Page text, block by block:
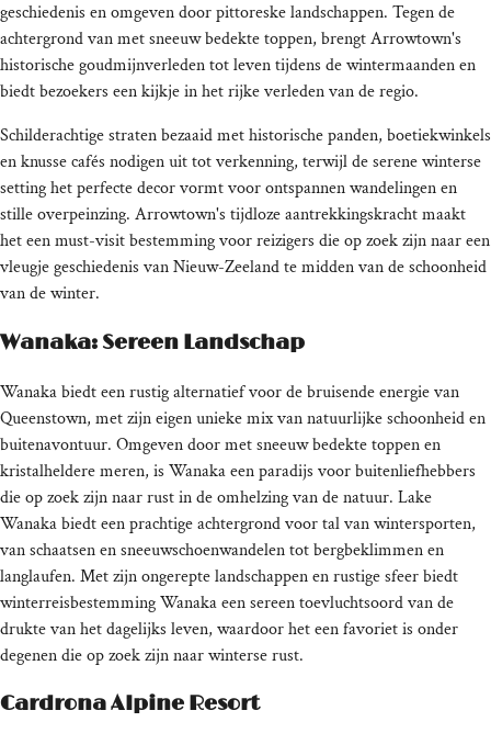
geschiedenis en omgeven door pittoreske landschappen. Tegen de
achtergrond van met sneeuw bedekte toppen, brengt Arrowtown's
historische goudmijnverleden tot leven tijdens de wintermaanden en
biedt bezoekers een kijkje in het rijke verleden van de regio.
Schilderachtige straten bezaaid met historische panden, boetiekwinkels
en knusse cafés nodigen uit tot verkenning, terwijl de serene winterse
setting het perfecte decor vormt voor ontspannen wandelingen en
stille overpeinzing. Arrowtown's tijdloze aantrekkingskracht maakt
het een must-visit bestemming voor reizigers die op zoek zijn naar een
vleugje geschiedenis van Nieuw-Zeeland te midden van de schoonheid
van de winter.
Wanaka: Sereen Landschap
Wanaka biedt een rustig alternatief voor de bruisende energie van
Queenstown, met zijn eigen unieke mix van natuurlijke schoonheid en
buitenavontuur. Omgeven door met sneeuw bedekte toppen en
kristalheldere meren, is Wanaka een paradijs voor buitenliefhebbers
die op zoek zijn naar rust in de omhelzing van de natuur. Lake
Wanaka biedt een prachtige achtergrond voor tal van wintersporten,
van schaatsen en sneeuwschoenwandelen tot bergbeklimmen en
langlaufen. Met zijn ongerepte landschappen en rustige sfeer biedt
winterreisbestemming Wanaka een sereen toevluchtsoord van de
drukte van het dagelijks leven, waardoor het een favoriet is onder
degenen die op zoek zijn naar winterse rust.
Cardrona Alpine Resort